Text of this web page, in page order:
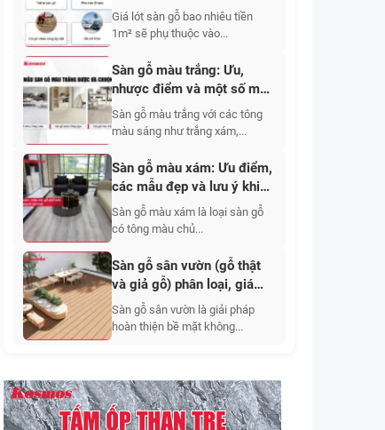
Giá lót sàn gỗ bao nhiêu tiền
1m² sẽ phụ thuộc vào...
Sàn gỗ màu trắng: Ưu,
nhược điểm và một số mẫu
đẹp 2026
Sàn gỗ màu trắng với các tông
màu sáng như trắng xám,...
Sàn gỗ màu xám: Ưu điểm,
các mẫu đẹp và lưu ý khi
chọn sàn
Sàn gỗ màu xám là loại sàn gỗ
có tông màu chủ...
Sàn gỗ sân vườn (gỗ thật
và giả gỗ) phân loại, giá
thành, mẫu đẹp 2026
Sàn gỗ sân vườn là giải pháp
hoàn thiện bề mặt không...